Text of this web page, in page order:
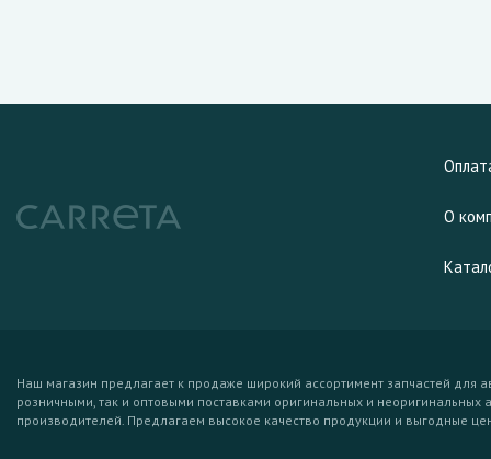
О
Наш магазин предлагает к продаже широкий ассортимент запчастей для
розничными, так и оптовыми поставками оригинальных и неоригинальных
производителей. Предлагаем высокое качество продукции и выгодные